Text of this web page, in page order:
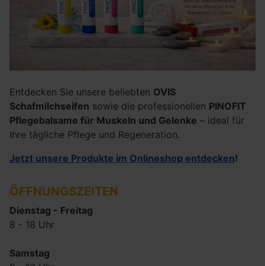
Entdecken Sie unsere beliebten OVIS
Schafmilchseifen sowie die professionellen PINOFIT
Pflegebalsame für Muskeln und Gelenke – ideal für
Ihre tägliche Pflege und Regeneration.
Jetzt unsere Produkte im Onlineshop entdecken!
ÖFFNUNGSZEITEN
Dienstag - Freitag
8 - 18 Uhr
Samstag